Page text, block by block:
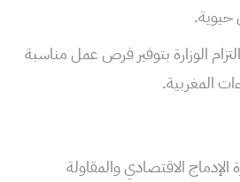
حيوية.
الوزارة بتوفير فرص عمل مناسبة
المغربية.
الإدماج الاقتصادي والمقاولة